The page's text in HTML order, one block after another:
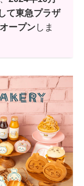
て東急プラザ
ープンしま